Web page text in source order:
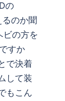
の
のか聞
ビの方を
すか
で決着
して装
もこん